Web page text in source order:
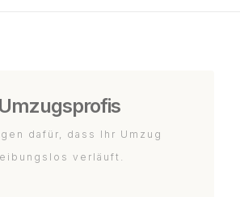
Umzugsprofis
dafür, dass Ihr Umzug
verläuft.